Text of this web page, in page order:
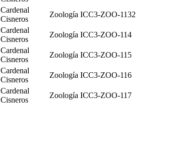
Cardenal
Cisneros
Zoología ICC3-ZOO-1132
Cardenal
Cisneros
Zoología ICC3-ZOO-114
Cardenal
Cisneros
Zoología ICC3-ZOO-115
Cardenal
Cisneros
Zoología ICC3-ZOO-116
Cardenal
Cisneros
Zoología ICC3-ZOO-117